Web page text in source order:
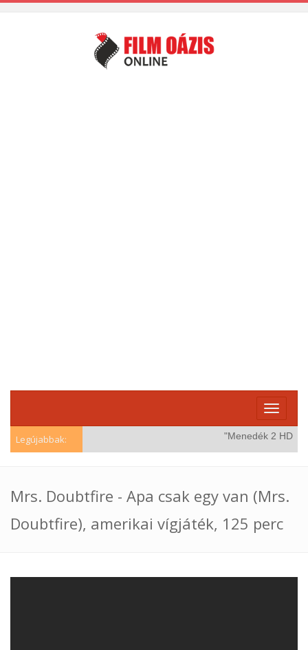
Toggle
Legújabbak: "Menedék 2 HD
Mrs. Doubtfire - Apa csak egy van (Mrs.
Doubtfire), amerikai vígjáték, 125 perc